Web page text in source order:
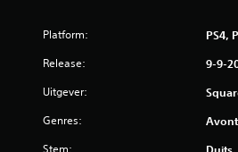
Platform: PS4,
Release: 9-9-
Uitgever:
Genres: